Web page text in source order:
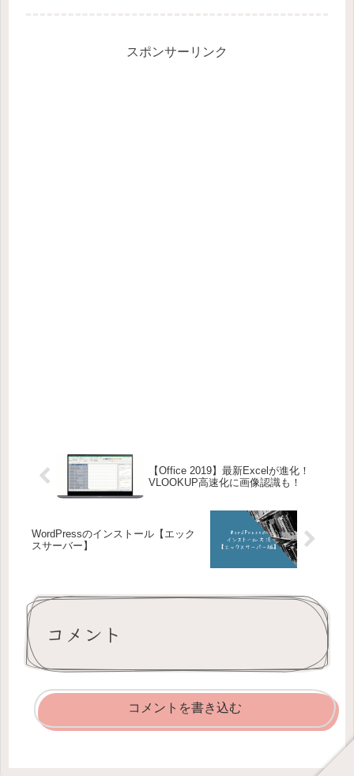
スポンサーリンク
【Office 2019】最新Excelが進化！
VLOOKUP高速化に画像認識も！
WordPressのインストール【エック
スサーバー】
コメント
コメントを書き込む